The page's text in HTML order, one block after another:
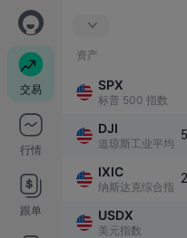
交易
行情
跟单
资产
SPX
标普 500 指数
DJI
道琼斯工业平均指
IXIC
纳斯达克综合指数
USDX
美元指数